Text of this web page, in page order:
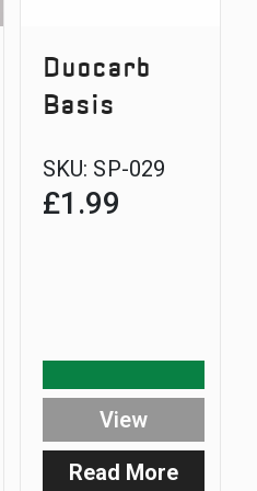
£5.00.
Duocarb
Basis
SKU: SP-029
£1.99
Read More:
View